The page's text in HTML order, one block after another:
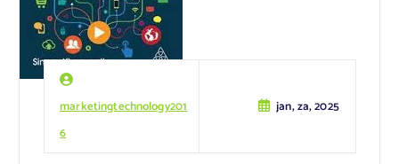
marketingtechnology201
6
jan, za, 2025